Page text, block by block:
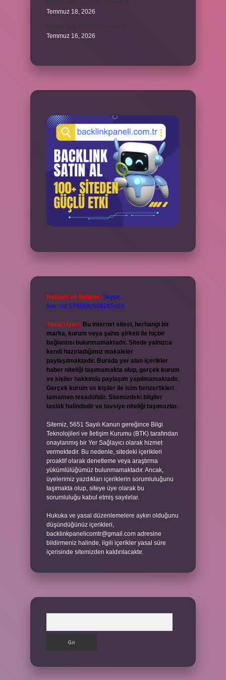
Temmuz 18, 2026
Temmuz 16, 2026
Reklam ve İletişim: Skype:
live:.cid.575569c608265c69
Yasal Uyarı: Bu internet sitesi, herhangi bir
marka, kurum veya şahıs şirketi ile hiçbir
bağlantısı bulunmamaktadır. Sitede yalnızca
kendi hazırladığımız makaleler
paylaşılmaktadır. Burada yer alan içerikler
haber niteliği taşımamakta olup, gerçek kurum
ve kişiler hakkında paylaşım yapılmamaktadır.
Gerçek kurum ve kişiler ile isim benzerlikleri
tamamen tesadüfidir. Sitemizdeki bilgiler
taslak halindedir ve tavsiye niteliği taşımazlar.
Sitemiz, 5651 Sayılı Kanun gereğince Bilgi
Teknolojileri ve İletişim Kurumu (BTK) tarafından
onaylanmış bir Yer Sağlayıcı olarak hizmet
vermektedir. Bu nedenle, sitedeki içerikleri
proaktif olarak denetleme veya araştırma
yükümlülüğümüz bulunmamaktadır. Ancak,
üyelerimiz yazdıkları içeriklerin sorumluluğunu
taşımakta olup, siteye üye olarak bu
sorumluluğu kabul etmiş sayılırlar.
Hukuka ve yasal düzenlemelere aykırı olduğunu
düşündüğünüz içerikleri,
backlinkpanelicomtr@gmail.com adresine
bildirmeniz halinde, ilgili içerikler yasal süre
içerisinde sitemizden kaldırılacaktır.